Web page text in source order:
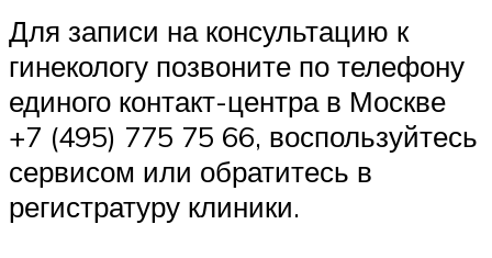
Для записи на консультацию к
гинекологу позвоните по телефону
единого контакт-центра в Москве
+7 (495) 775 75 66, воспользуйтесь
сервисом или обратитесь в
регистратуру клиники.